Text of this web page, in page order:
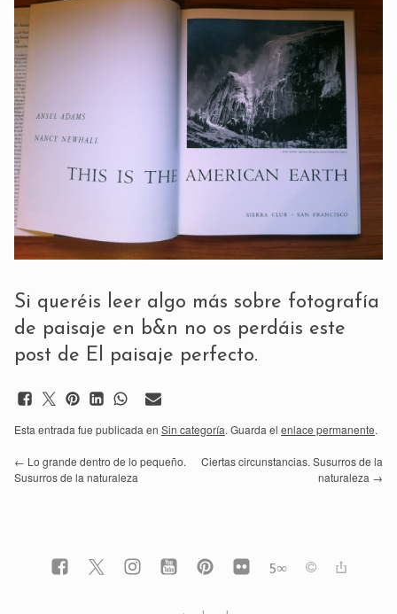
Si queréis leer algo más sobre fotografía
de paisaje en b&n no os perdáis este
post de El paisaje perfecto.
Esta entrada fue publicada en Sin categoría. Guarda el enlace permanente.
← Lo grande dentro de lo pequeño.
Susurros de la naturaleza
Ciertas circunstancias. Susurros de la
naturaleza →
5∞